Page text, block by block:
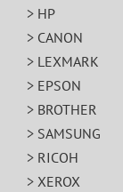
> HP
> CANON
> LEXMARK
> EPSON
> BROTHER
> SAMSUNG
> RICOH
> XEROX